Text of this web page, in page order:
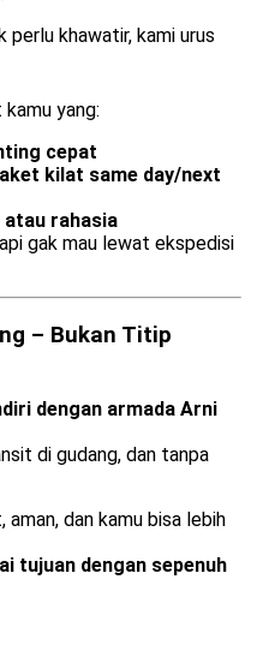
perlu khawatir, kami urus
yang:
cepat
kilat same day/next
rahasia
gak mau lewat ekspedisi
– Bukan Titip
dengan armada Arni
di gudang, dan tanpa
dan kamu bisa lebih
tujuan dengan sepenuh